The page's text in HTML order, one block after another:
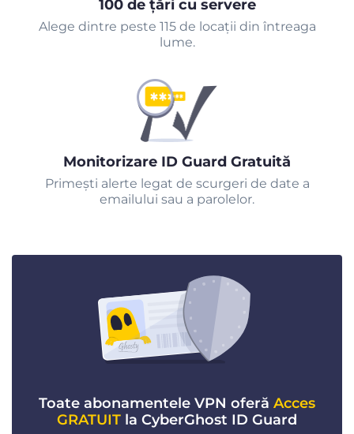
100 de țări cu servere
Alege dintre peste 115 de locații din întreaga
lume.
Monitorizare ID Guard Gratuită
Primeşti alerte legat de scurgeri de date a
emailului sau a parolelor.
Toate abonamentele VPN oferă Acces
GRATUIT la CyberGhost ID Guard